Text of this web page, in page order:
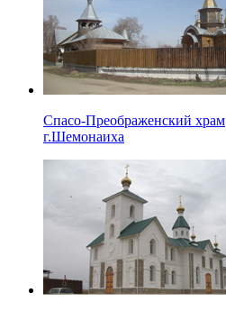
Спасо-Преображенский храм
г.Шемонаиха